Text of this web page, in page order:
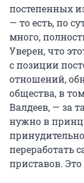
постепенных
— то есть, по
много,
Уверен, что
с позиции
отношений,
общества, в
Валдеев, — за
нужно в
переработать
приставов.